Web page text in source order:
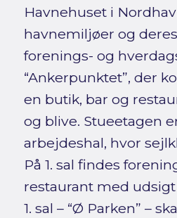
Havnehuset i
havnemiljøer og
forenings- og
“Ankerpunktet”, der
en butik, bar og
og blive. Stueetagen
arbejdeshal, hvor
På 1. sal findes
restaurant med
1. sal – “Ø Parken” –